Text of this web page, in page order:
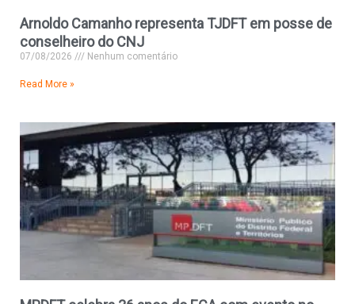
Arnoldo Camanho representa TJDFT em posse de
conselheiro do CNJ
07/08/2026 Nenhum comentário
Read More »